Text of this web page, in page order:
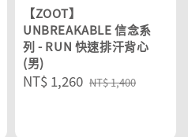
Regular
【ZOOT】
UNBREAKABLE 信念系
列 - RUN 快速排汗背心
(男)
Sale
NT$ 1,260 Regular
NT$ 1,400